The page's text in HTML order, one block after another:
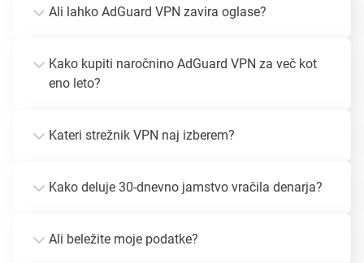
Ali lahko AdGuard VPN zavira oglase?
Kako kupiti naročnino AdGuard VPN za več kot
eno leto?
Kateri strežnik VPN naj izberem?
Kako deluje 30-dnevno jamstvo vračila denarja?
Ali beležite moje podatke?